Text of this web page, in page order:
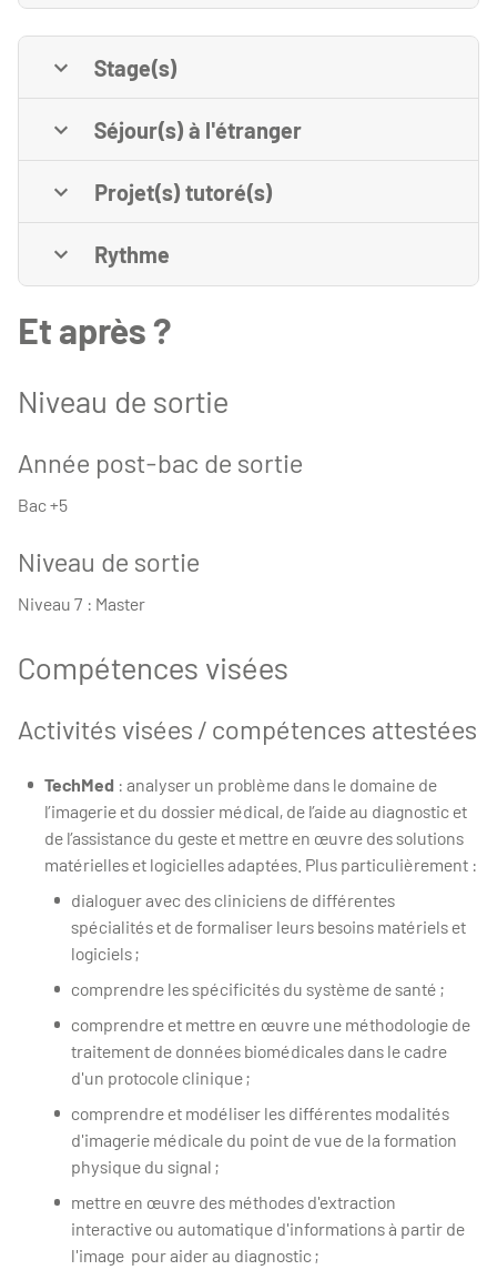
Stage(s)
Séjour(s) à l'étranger
Projet(s) tutoré(s)
Rythme
Et après ?
Niveau de sortie
Année post-bac de sortie
Bac +5
Niveau de sortie
Niveau 7 : Master
Compétences visées
Activités visées / compétences attestées
TechMed : analyser un problème dans le domaine de
l’imagerie et du dossier médical, de l’aide au diagnostic et
de l’assistance du geste et mettre en œuvre des solutions
matérielles et logicielles adaptées. Plus particulièrement :
dialoguer avec des cliniciens de différentes
spécialités et de formaliser leurs besoins matériels et
logiciels ;
comprendre les spécificités du système de santé ;
comprendre et mettre en œuvre une méthodologie de
traitement de données biomédicales dans le cadre
d'un protocole clinique ;
comprendre et modéliser les différentes modalités
d'imagerie médicale du point de vue de la formation
physique du signal ;
mettre en œuvre des méthodes d'extraction
interactive ou automatique d'informations à partir de
l'image pour aider au diagnostic ;